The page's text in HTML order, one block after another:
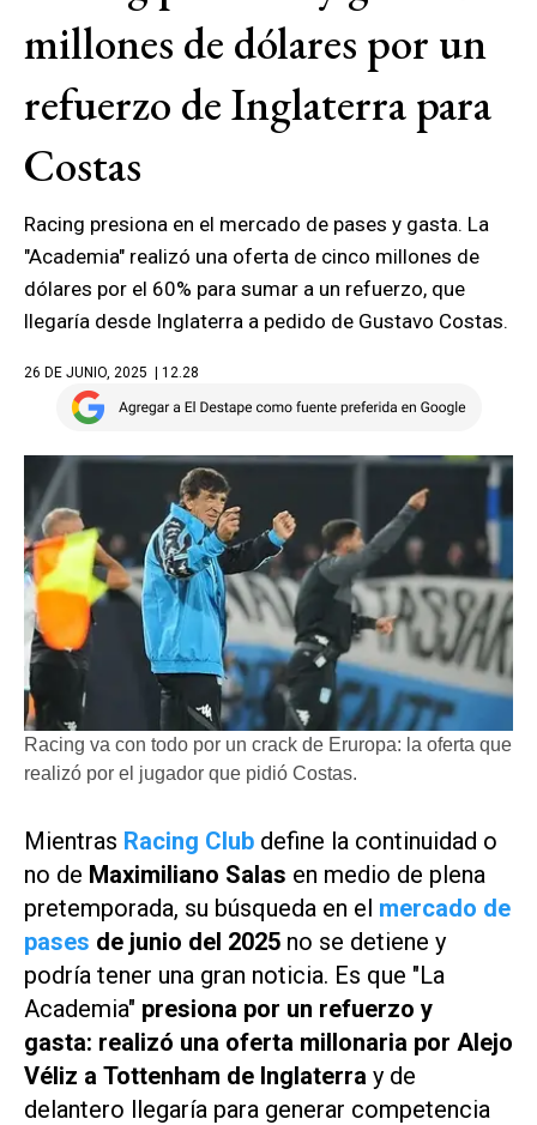
millones de dólares por un
refuerzo de Inglaterra para
Costas
Racing presiona en el mercado de pases y gasta. La
"Academia" realizó una oferta de cinco millones de
dólares por el 60% para sumar a un refuerzo, que
llegaría desde Inglaterra a pedido de Gustavo Costas.
26 DE JUNIO, 2025 | 12.28
Racing va con todo por un crack de Eruropa: la oferta que
realizó por el jugador que pidió Costas.
Mientras Racing Club define la continuidad o
no de Maximiliano Salas en medio de plena
pretemporada, su búsqueda en el mercado de
pases de junio del 2025 no se detiene y
podría tener una gran noticia. Es que "La
Academia" presiona por un refuerzo y
gasta: realizó una oferta millonaria por Alejo
Véliz a Tottenham de Inglaterra y de
delantero llegaría para generar competencia